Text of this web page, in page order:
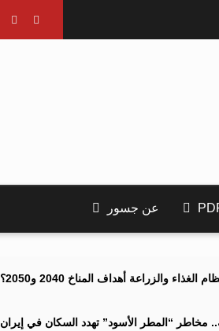
عن جسور
والزراعة أهداف المناخ 2040 و2050؟
مخاطر “المطر الأسود” تهدد السكان في إيران